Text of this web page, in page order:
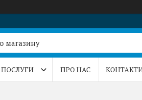
ПОСЛУГИ ПРО НАС